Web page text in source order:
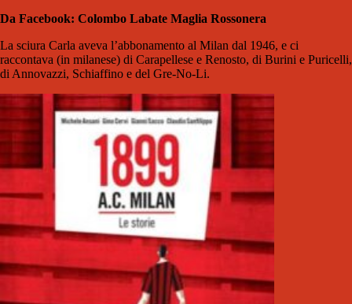
Da Facebook: Colombo Labate Maglia Rossonera
La sciura Carla aveva l’abbonamento al Milan dal 1946, e ci
raccontava (in milanese) di Carapellese e Renosto, di Burini e Puricelli,
di Annovazzi, Schiaffino e del Gre-No-Li.